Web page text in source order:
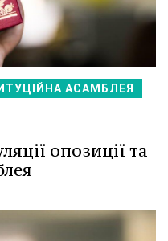
АСАМБЛЕЯ
опозиції та